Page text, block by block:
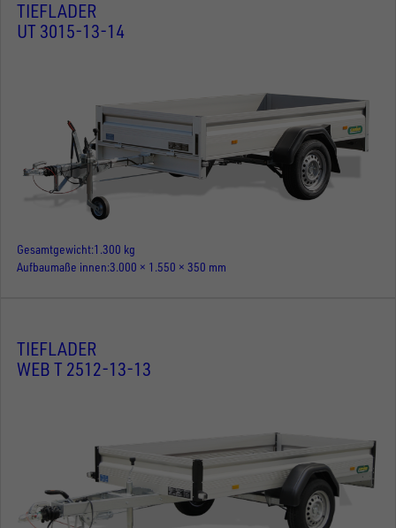
TIEFLADER
UT 3015-13-14
Gesamtgewicht 1.300 kg
Aufbaumaße innen 3.000 × 1.550 × 350 mm
TIEFLADER
WEB T 2512-13-13